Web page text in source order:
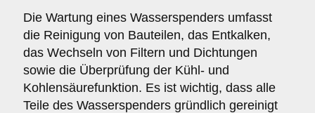
Die Wartung eines Wasserspenders umfasst
die Reinigung von Bauteilen, das Entkalken,
das Wechseln von Filtern und Dichtungen
sowie die Überprüfung der Kühl- und
Kohlensäurefunktion. Es ist wichtig, dass alle
Teile des Wasserspenders gründlich gereinigt